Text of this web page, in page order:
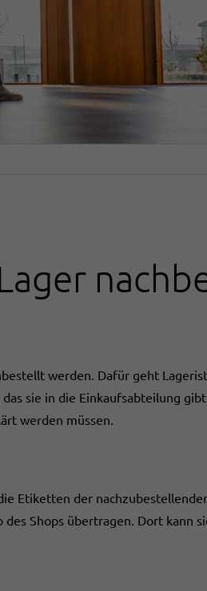
werden. Dafür geht
sie in die Einkaufsabteilung
werden müssen.
Etiketten der
Shops übertragen. Dort kann